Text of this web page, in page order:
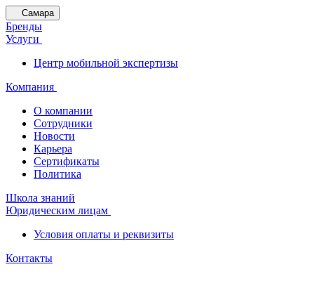
Самара
Бренды
Услуги
Центр мобильной экспертизы
Компания
О компании
Сотрудники
Новости
Карьера
Сертификаты
Политика
Школа знаний
Юридическим лицам
Условия оплаты и реквизиты
Контакты